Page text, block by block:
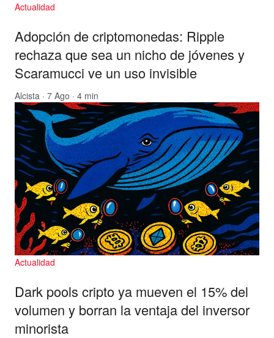
Actualidad
Adopción de criptomonedas: Ripple
rechaza que sea un nicho de jóvenes y
Scaramucci ve un uso invisible
Alcista · 7 Ago · 4 min
Actualidad
Dark pools cripto ya mueven el 15% del
volumen y borran la ventaja del inversor
minorista